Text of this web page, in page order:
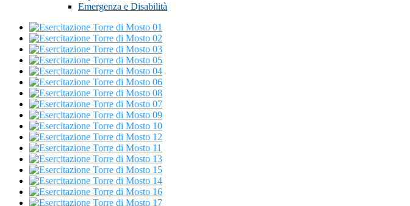
Emergenza e Disabilità